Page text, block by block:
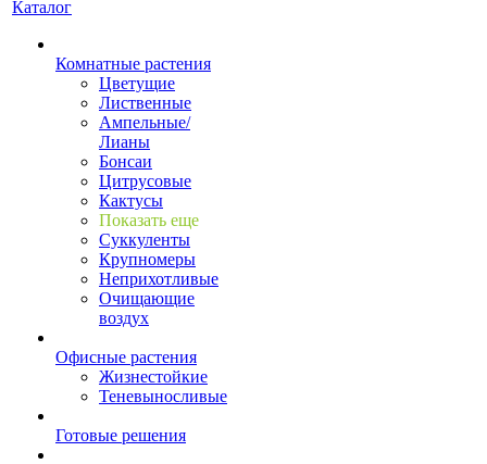
Каталог
Комнатные растения
Цветущие
Лиственные
Ампельные/
Лианы
Бонсаи
Цитрусовые
Кактусы
Показать еще
Суккуленты
Крупномеры
Неприхотливые
Очищающие
воздух
Офисные растения
Жизнестойкие
Теневыносливые
Готовые решения